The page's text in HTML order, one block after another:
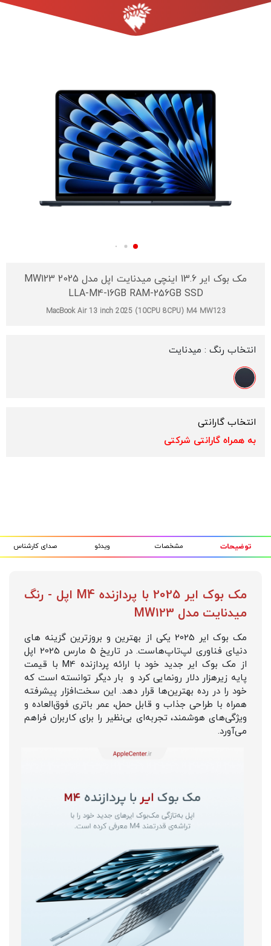
مک بوک ایر 13.6 اینچی میدنایت اپل مدل 2025 MW123
LLA-M4-16GB RAM-256GB SSD
MacBook Air 13 inch 2025 (10CPU 8CPU) M4 MW123
انتخاب رنگ : میدنایت
انتخاب گارانتی
به همراه گارانتی شرکتی
توضیحات مشخصات ویدئو صدای کارشناس
مک بوک ایر 2025 با پردازنده M4 اپل - رنگ
میدنایت مدل MW123
مک بوک ایر 2025 یکی از بهترین و بروزترین گزینه های
دنیای فناوری لپ‌تاپ‌هاست. در تاریخ 5 مارس 2025 اپل
از مک بوک ایر جدید خود با ارائه پردازنده M4 با قیمت
پایه زیرهزار دلار رونمایی کرد و بار دیگر توانسته است که
خود را در رده بهترین‌ها قرار دهد. این سخت‌افزار پیشرفته
همراه با طراحی جذاب و قابل حمل، عمر باتری فوق‌العاده و
ویژگی‌های هوشمند، تجربه‌ای بی‌نظیر را برای کاربران فراهم
می‌آورد.